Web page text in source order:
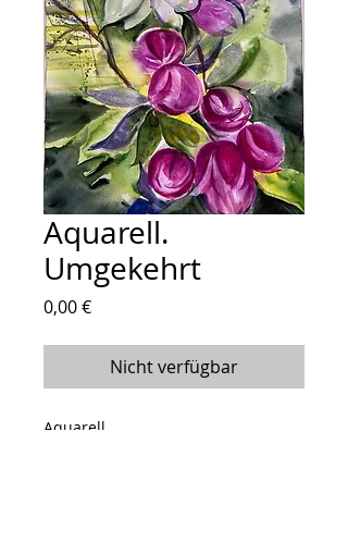
Aquarell.
Umgekehrt
0,00 €Preis
Nicht verfügbar
Aquarell